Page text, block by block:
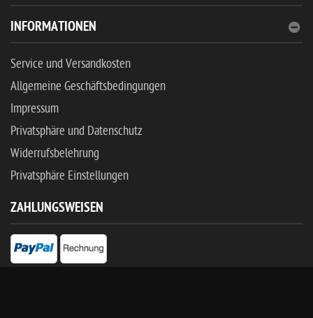
INFORMATIONEN
Service und Versandkosten
Allgemeine Geschäftsbedingungen
Impressum
Privatsphäre und Datenschutz
Widerrufsbelehrung
Privatsphäre Einstellungen
ZAHLUNGSWEISEN